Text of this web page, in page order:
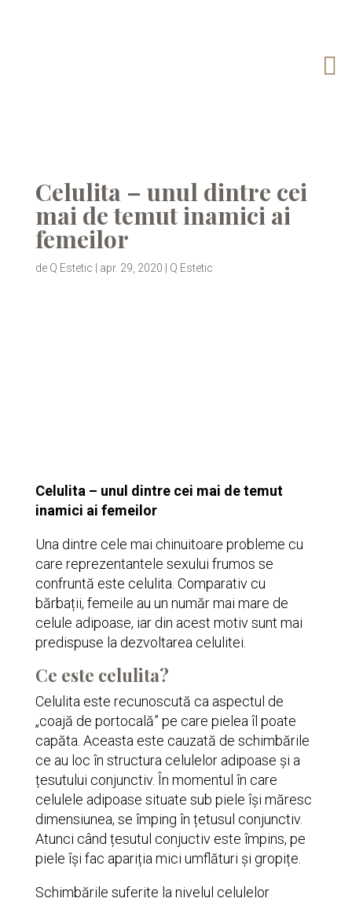

Celulita – unul dintre cei
mai de temut inamici ai
femeilor
de Q Estetic apr. 29, 2020 Q Estetic
Celulita – unul dintre cei mai de temut
inamici ai femeilor
Una dintre cele mai chinuitoare probleme cu
care reprezentantele sexului frumos se
confruntă este celulita. Comparativ cu
bărbații, femeile au un număr mai mare de
celule adipoase, iar din acest motiv sunt mai
predispuse la dezvoltarea celulitei.
Ce este celulita?
Celulita este recunoscută ca aspectul de
„coajă de portocală” pe care pielea îl poate
capăta. Aceasta este cauzată de schimbările
ce au loc în structura celulelor adipoase și a
țesutului conjunctiv. În momentul în care
celulele adipoase situate sub piele își măresc
dimensiunea, se împing în țetusul conjunctiv.
Atunci când țesutul conjuctiv este împins, pe
piele își fac apariția mici umflături și gropițe.
Schimbările suferite la nivelul celulelor